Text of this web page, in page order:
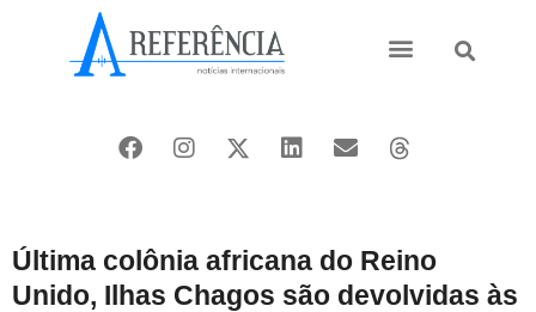
Última colônia africana do Reino
Unido, Ilhas Chagos são devolvidas às